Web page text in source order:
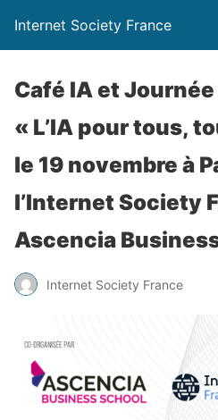
Internet Society France
Café IA et
« L’IA pour tous,
le 19 novembre à
l’Internet Society
Ascencia
Internet Society France